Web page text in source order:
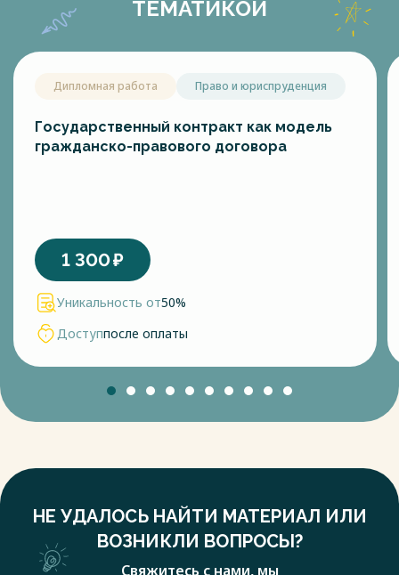
ТЕМАТИКОЙ
Дипломная работа Право и юриспруденция
Государственный контракт как модель
гражданско-правового договора
1 300₽
Уникальность от50%
Доступпосле оплаты
НЕ УДАЛОСЬ НАЙТИ МАТЕРИАЛ ИЛИ
ВОЗНИКЛИ ВОПРОСЫ?
Свяжитесь с нами, мы